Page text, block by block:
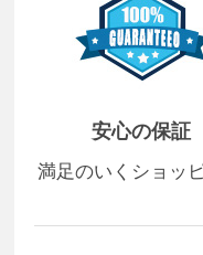
安心の保証
満足のいくショッ